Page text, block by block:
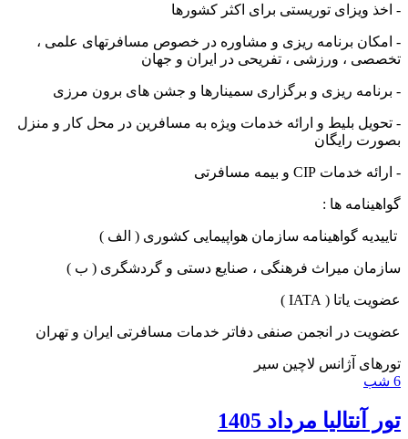
- اخذ ویزای توریستی برای اکثر کشورها
- امکان برنامه ریزی و مشاوره در خصوص مسافرتهای علمی ،
تخصصی ، ورزشی ، تفریحی در ایران و جهان
- برنامه ریزی و برگزاری سمینارها و جشن های برون مرزی
- تحویل بلیط و ارائه خدمات ویژه به مسافرین در محل کار و منزل
بصورت رایگان
- ارائه خدمات CIP و بیمه مسافرتی
گواهینامه ها :
تاییدیه گواهینامه سازمان هواپیمایی کشوری ( الف )
سازمان میراث فرهنگی ، صنایع دستی و گردشگری ( ب )
عضویت یاتا ( IATA )
عضویت در انجمن صنفی دفاتر خدمات مسافرتی ایران و تهران
تورهای آژانس لاچین سیر
6 شب
تور آنتالیا مرداد 1405